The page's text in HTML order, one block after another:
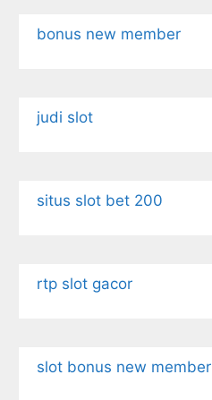
bonus new member
judi slot
situs slot bet 200
rtp slot gacor
slot bonus new member